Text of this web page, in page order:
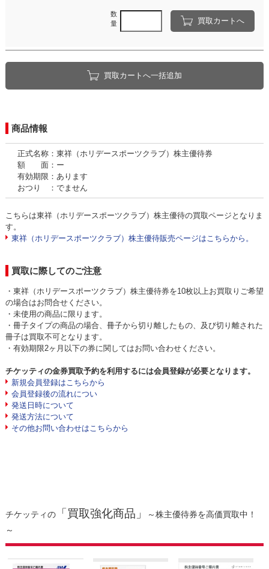
数
量
買取カートへ
買取カートへ一括追加
商品情報
正式名称：東祥（ホリデースポーツクラブ）株主優待券
額 面：ー
有効期限：あります
おつり ：でません
こちらは東祥（ホリデースポーツクラブ）株主優待の買取ページとなりま
す。
東祥（ホリデースポーツクラブ）株主優待販売ページはこちらから。
買取に際してのご注意
・東祥（ホリデースポーツクラブ）株主優待券を10枚以上お買取りご希望
の場合はお問合せください。
・未使用の商品に限ります。
・冊子タイプの商品の場合、冊子から切り離したもの、及び切り離された
冊子は買取不可となります。
・有効期限2ヶ月以下の券に関してはお問い合わせください。
チケッティの金券買取予約を利用するには会員登録が必要となります。
新規会員登録はこちらから
会員登録後の流れについ
発送日時について
発送方法について
その他お問い合わせはこちらから
チケッティの「買取強化商品」
～株主優待券を高価買取中！
～